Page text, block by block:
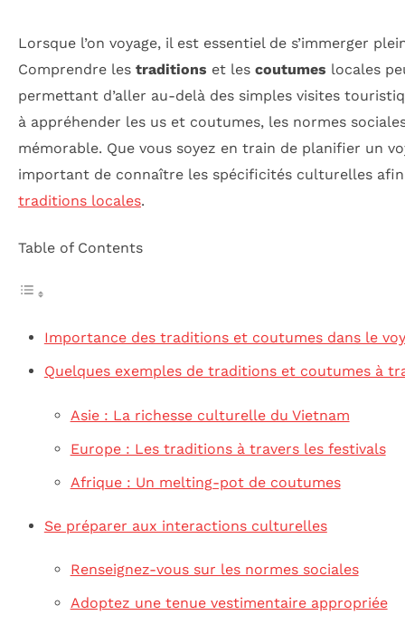
Lorsque l’on voyage, il est essentiel de s’immerger
Comprendre les traditions et les coutumes locales
permettant d’aller au-delà des simples visites
à appréhender les us et coutumes, les normes
mémorable. Que vous soyez en train de planifier un
important de connaître les spécificités culturelles
traditions locales.
Table of Contents
Importance des traditions et coutumes dans le
Quelques exemples de traditions et coutumes à
Asie : La richesse culturelle du Vietnam
Europe : Les traditions à travers les festivals
Afrique : Un melting-pot de coutumes
Se préparer aux interactions culturelles
Renseignez-vous sur les normes sociales
Adoptez une tenue vestimentaire appropriée